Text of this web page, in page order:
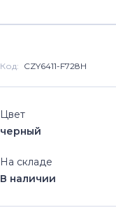
Код: CZY6411-F728H
Цвет
черный
На складе
В наличии